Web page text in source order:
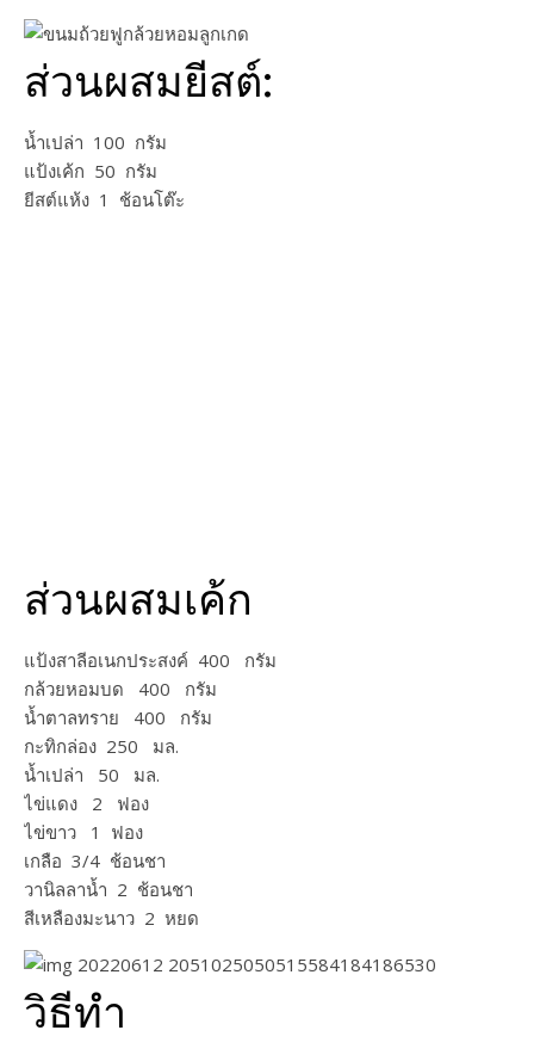
ส่วนผสมยีสต์:
น้ำเปล่า 100 กรัม
แป้งเค้ก 50 กรัม
ยีสต์แห้ง 1 ช้อนโต๊ะ
ส่วนผสมเค้ก
แป้งสาลีอเนกประสงค์ 400 กรัม
กล้วยหอมบด 400 กรัม
น้ำตาลทราย 400 กรัม
กะทิกล่อง 250 มล.
น้ำเปล่า 50 มล.
ไข่แดง 2 ฟอง
ไข่ขาว 1 ฟอง
เกลือ 3/4 ช้อนชา
วานิลลาน้ำ 2 ช้อนชา
สีเหลืองมะนาว 2 หยด
วิธีทำ